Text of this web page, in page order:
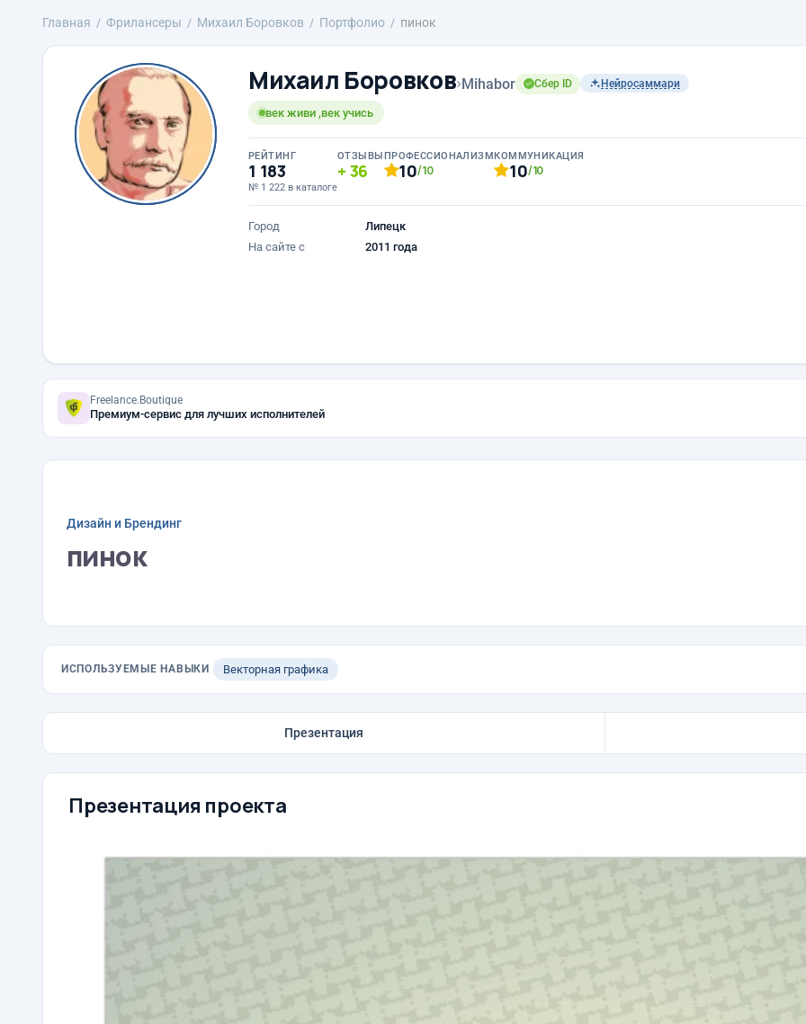
Главная Фрилансеры Михаил Боровков Портфолио пинок
Михаил Боровков›Mihabor Сбер ID Нейросаммари
век живи ,век учись
РЕЙТИНГ
1 183
№ 1 222 в каталоге
ОТЗЫВЫ
36
ПРОФЕССИОНАЛИЗМ
10/10
КОММУНИКАЦИЯ
10/10
Город
Липецк
На сайте с
2011 года
Freelance.Boutique
Премиум-сервис для лучших исполнителей
Дизайн и Брендинг
пинок
ИСПОЛЬЗУЕМЫЕ НАВЫКИ Векторная графика
Презентация
Презентация проекта